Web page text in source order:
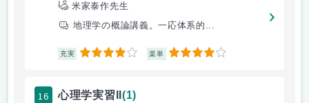
米家泰作先生
地理学の概論講義。一応体系的...
充実 4 楽単 4
16 心理学実習II (1)